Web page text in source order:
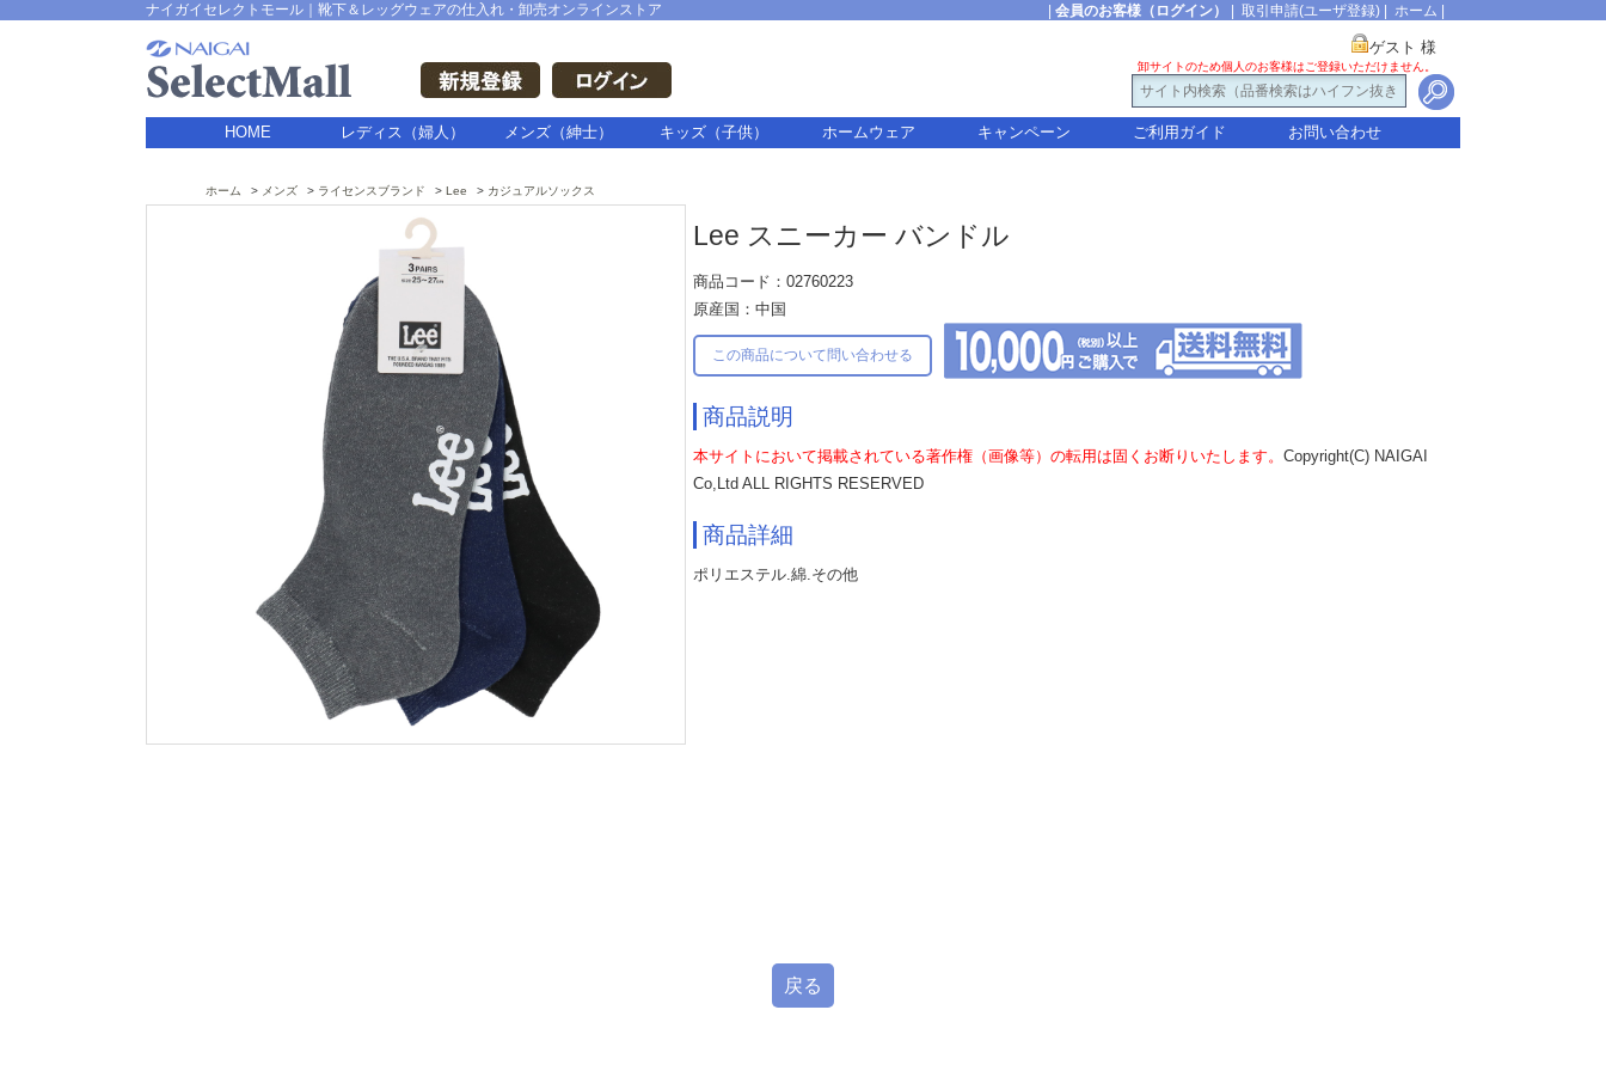
ナイガイセレクトモール｜靴下＆レッグウェアの仕入れ・卸売オンラインストア 会員のお客様（ログイン） 取引申請(ユーザ登録) ホーム
ゲスト 様
卸サイトのため個人のお客様はご登録いただけません。
HOME レディス（婦人） メンズ（紳士） キッズ（子供） ホームウェア キャンペーン ご利用ガイド お問い合わせ
ホーム メンズ ライセンスブランド Lee カジュアルソックス
Lee スニーカー バンドル
商品コード：02760223
原産国：中国
この商品について問い合わせる
商品説明
本サイトにおいて掲載されている著作権（画像等）の転用は固くお断りいたします。Copyright(C) NAIGAI
Co,Ltd ALL RIGHTS RESERVED
商品詳細
ポリエステル.綿.その他
戻る